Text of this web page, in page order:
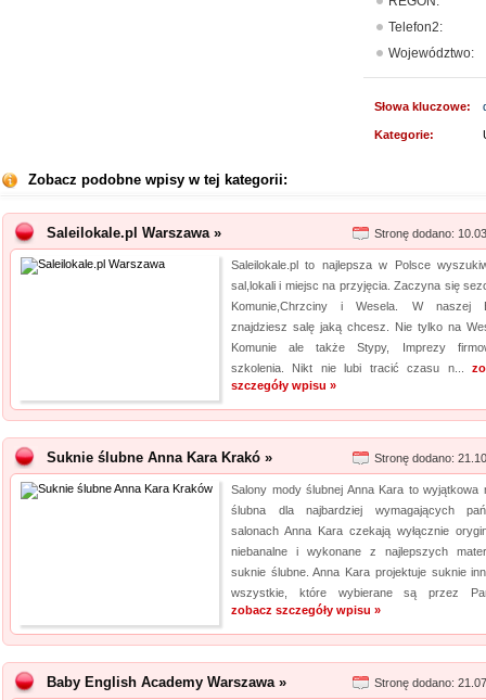
Telefon2:
Województwo:
Słowa kluczowe:
Kategorie:
Zobacz podobne wpisy w tej kategorii:
Saleilokale.pl Warszawa » Stronę dodano:
Saleilokale.pl to najlepsza w Polsce
sal,lokali i miejsc na przyjęcia. Zaczyna się
Komunie,Chrzciny i Wesela. W naszej
znajdziesz salę jaką chcesz. Nie tylko na
Komunie ale także Stypy, Imprezy
szkolenia. Nikt nie lubi tracić czasu n...
szczegóły wpisu »
Suknie ślubne Anna Kara Krakó » Stronę dodano:
Salony mody ślubnej Anna Kara to wyjątkowa
ślubna dla najbardziej wymagających
salonach Anna Kara czekają wyłącznie
niebanalne i wykonane z najlepszych
suknie ślubne. Anna Kara projektuje suknie
wszystkie, które wybierane są przez
zobacz szczegóły wpisu »
Baby English Academy Warszawa » Stronę dodano: